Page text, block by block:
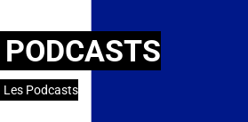
PODCASTS
ici :
Les Podcasts